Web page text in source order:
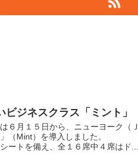
ジネスクラス「ミント」
６月１５日から、ニューヨーク（
ト」（Mint）を導入しました。
ートを備え、全１６席中４席はド...